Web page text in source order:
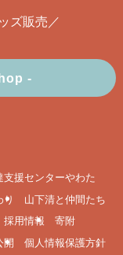
ズ販売／
-
支援センターやわた
山下清と仲間たち
採用情報
寄附
開 個人情報保護方針